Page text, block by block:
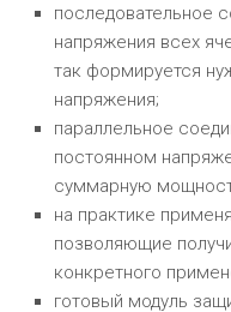
последовательное
напряжения всех
так формируется
напряжения;
параллельное
постоянном
суммарную
на практике
позволяющие
конкретного
готовый модуль